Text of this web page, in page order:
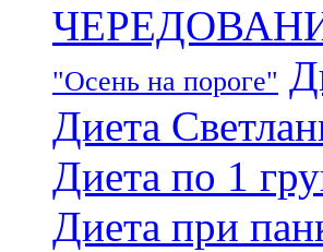
"Осень на пороге"
Диета
Диета по 1
Диета при